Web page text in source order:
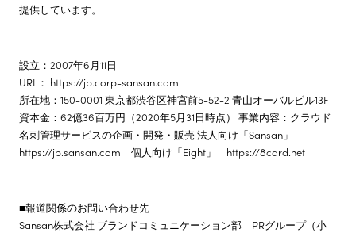
提供しています。
設立：2007年6月11日
URL： https://jp.corp-sansan.com
所在地：150-0001 東京都渋谷区神宮前5-52-2 青山オーバルビル13F
資本金：62億36百万円（2020年5月31日時点） 事業内容：クラウド
名刺管理サービスの企画・開発・販売 法人向け「Sansan」
https://jp.sansan.com 個人向け「Eight」 https://8card.net
■報道関係のお問い合わせ先
Sansan株式会社 ブランドコミュニケーション部 PRグループ（小